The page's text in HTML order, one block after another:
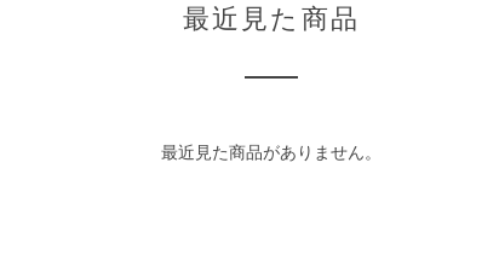
最近見た商品
最近見た商品がありません。